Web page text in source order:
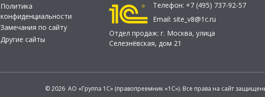
Политика
конфиденциальности
Замечания по сайту
Другие сайты
Телефон: +7 (495) 737-92-57
Email: site_v8@1c.ru
Отдел продаж: г. Москва, улица
Селезнёвская, дом 21
© 2026 АО «Группа 1С» (правопреемник «1С»). Все права на сайт